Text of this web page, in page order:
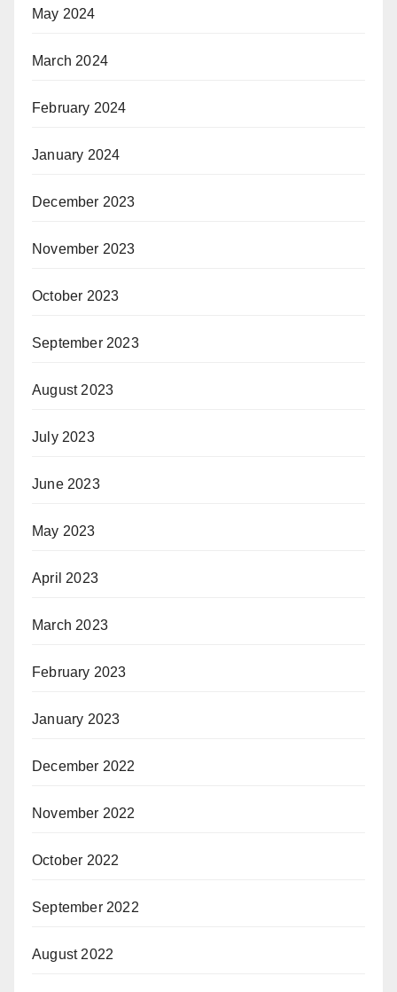
May 2024
March 2024
February 2024
January 2024
December 2023
November 2023
October 2023
September 2023
August 2023
July 2023
June 2023
May 2023
April 2023
March 2023
February 2023
January 2023
December 2022
November 2022
October 2022
September 2022
August 2022